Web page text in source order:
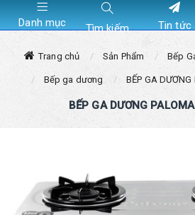
Danh mục Tìm kiếm Tin tức
Trang chủ Sản Phẩm Bếp
Bếp ga dương BẾP GA
BẾP GA DƯƠNG